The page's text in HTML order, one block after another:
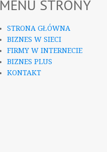
MENU STRONY
STRONA GŁÓWNA
BIZNES W SIECI
FIRMY W INTERNECIE
BIZNES PLUS
KONTAKT